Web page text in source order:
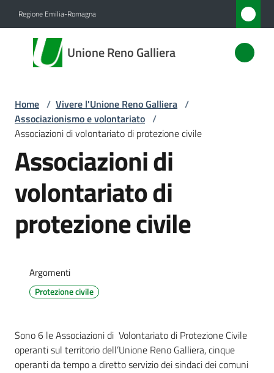
Regione Emilia-Romagna
Unione Reno Galliera
Unione
Reno
Amministrazione
Novità
Servizi
Vivere
trasparente
Home / Vivere l'Unione Reno Galliera /
Associazionismo e volontariato /
Associazioni di volontariato di protezione civile
Associazioni di
volontariato di
protezione civile
Argomenti
Protezione civile
Sono 6 le Associazioni di Volontariato di Protezione Civile
operanti sul territorio dell’Unione Reno Galliera, cinque
operanti da tempo a diretto servizio dei sindaci dei comuni